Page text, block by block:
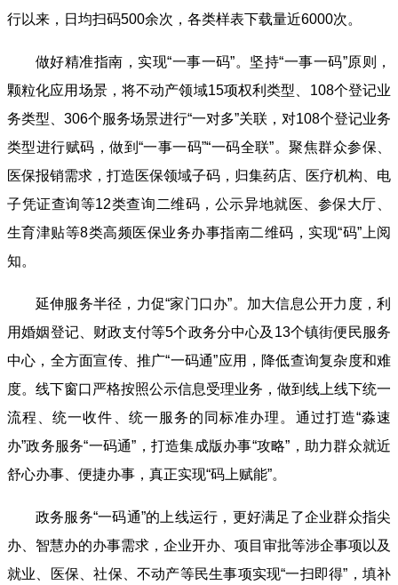
行以来，日均扫码500余次，各类样表下载量近6000次。
做好精准指南，实现“一事一码”。坚持“一事一码”原则，
颗粒化应用场景，将不动产领域15项权利类型、108个登记业
务类型、306个服务场景进行“一对多”关联，对108个登记业务
类型进行赋码，做到“一事一码”“一码全联”。聚焦群众参保、
医保报销需求，打造医保领域子码，归集药店、医疗机构、电
子凭证查询等12类查询二维码，公示异地就医、参保大厅、
生育津贴等8类高频医保业务办事指南二维码，实现“码”上阅
知。
延伸服务半径，力促“家门口办”。加大信息公开力度，利
用婚姻登记、财政支付等5个政务分中心及13个镇街便民服务
中心，全方面宣传、推广“一码通”应用，降低查询复杂度和难
度。线下窗口严格按照公示信息受理业务，做到线上线下统一
流程、统一收件、统一服务的同标准办理。通过打造“淼速
办”政务服务“一码通”，打造集成版办事“攻略”，助力群众就近
舒心办事、便捷办事，真正实现“码上赋能”。
政务服务“一码通”的上线运行，更好满足了企业群众指尖
办、智慧办的办事需求，企业开办、项目审批等涉企事项以及
就业、医保、社保、不动产等民生事项实现“一扫即得”，填补